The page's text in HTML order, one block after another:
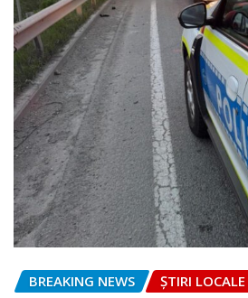
BREAKING NEWS ȘTIRI LOCALE